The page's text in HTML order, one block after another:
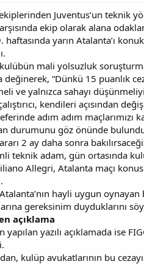
Juventus’un teknik
ekip olarak alana
haftasında yarın Atalanta’ı
mali yolsuzluk
değinerek, “Dünkü 15 puanlık
ve yalnızca sahayı
kendileri açısından
adım adım
durumunu göz önünde
2 ay daha sonra
teknik adam, gün ortasında
Allegri, Atalanta maçı
hayli uygun
gereksinim duyduklarını
açıklama
yapılan yazılı açıklamada ise
kulüp avukatlarının bu